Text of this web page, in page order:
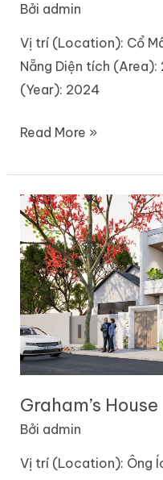
Bởi admin
Vị trí (Location): Cổ
Nẵng Diện tích
(Year): 2024
Read More »
Graham’s House
Bởi admin
Vị trí (Location): Ông
Graham’s
House